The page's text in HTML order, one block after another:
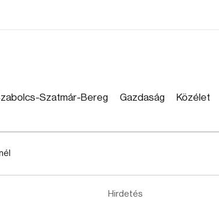
Szatmár-Bereg Gazdaság Közélet
Hirdetés